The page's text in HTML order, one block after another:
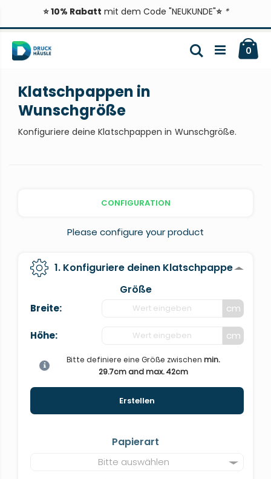
⭐ 10% Rabatt mit dem Code "NEUKUNDE"⭐ *
Inhalt
springen
0
Suche
Klatschpappen in
Wunschgröße
Konfiguriere deine Klatschpappen in Wunschgröße.
CONFIGURATION
Please configure your product
1. Konfiguriere deinen Klatschpappe
Größe
Breite: cm
Höhe: cm
Erstellen
Bitte definiere eine Größe zwischen min.
29.7cm and max. 42cm
Papierart
Bitte auswählen